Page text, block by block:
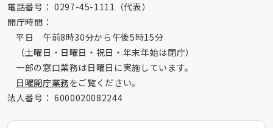
電話番号： 0297-45-1111（代表）
開庁時間：
平日 午前8時30分から午後5時15分
（土曜日・日曜日・祝日・年末年始は閉庁）
一部の窓口業務は日曜日に実施しています。
日曜開庁業務をご覧ください。
法人番号： 6000020082244